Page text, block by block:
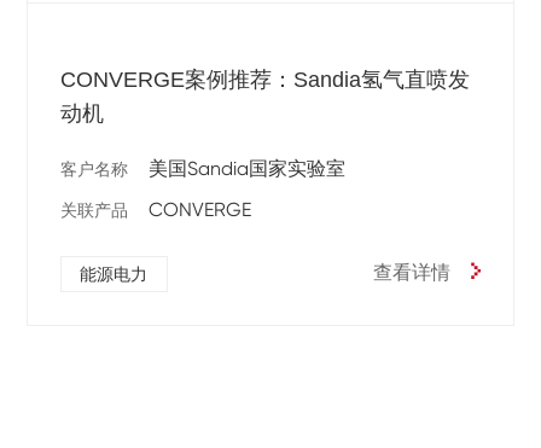
CONVERGE案例推荐：Sandia氢气直喷发
动机
客户名称 美国Sandia国家实验室
关联产品 CONVERGE
能源电力 查看详情